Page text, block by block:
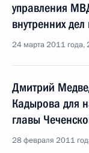
управления
внутренних
24 марта 2011 года,
Дмитрий
Кадырова для
главы
28 февраля 2011